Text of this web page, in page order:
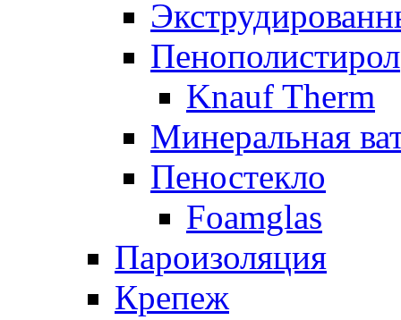
Пенополистирол
Knauf Therm
Минеральная
Пеностекло
Foamglas
Пароизоляция
Крепеж